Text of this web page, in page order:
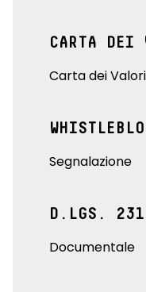
CARTA DEI
Carta dei Valori
Segnalazione
D.LGS.
Documentale